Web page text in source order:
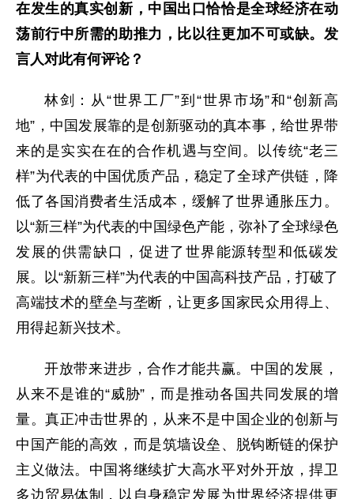
在发生的真实创新，中国出口恰恰是全球经济在动
荡前行中所需的助推力，比以往更加不可或缺。发
言人对此有何评论？
林剑：从“世界工厂”到“世界市场”和“创新高
地”，中国发展靠的是创新驱动的真本事，给世界带
来的是实实在在的合作机遇与空间。以传统“老三
样”为代表的中国优质产品，稳定了全球产供链，降
低了各国消费者生活成本，缓解了世界通胀压力。
以“新三样”为代表的中国绿色产能，弥补了全球绿色
发展的供需缺口，促进了世界能源转型和低碳发
展。以“新新三样”为代表的中国高科技产品，打破了
高端技术的壁垒与垄断，让更多国家民众用得上、
用得起新兴技术。
开放带来进步，合作才能共赢。中国的发展，
从来不是谁的“威胁”，而是推动各国共同发展的增
量。真正冲击世界的，从来不是中国企业的创新与
中国产能的高效，而是筑墙设垒、脱钩断链的保护
主义做法。中国将继续扩大高水平对外开放，捍卫
多边贸易体制，以自身稳定发展为世界经济提供更